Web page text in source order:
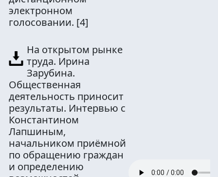
электронном
голосовании. [4]
На открытом рынке
труда. Ирина
Зарубина.
Общественная
деятельность приносит
результаты. Интервью с
Константином
Лапшиным,
начальником приёмной
по обращению граждан
и определению